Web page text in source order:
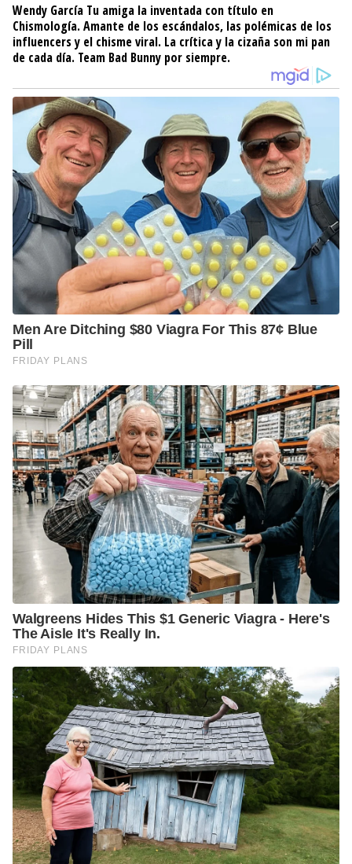
Wendy García Tu amiga la inventada con título en
Chismología. Amante de los escándalos, las polémicas de los
influencers y el chisme viral. La crítica y la cizaña son mi pan
de cada día. Team Bad Bunny por siempre.